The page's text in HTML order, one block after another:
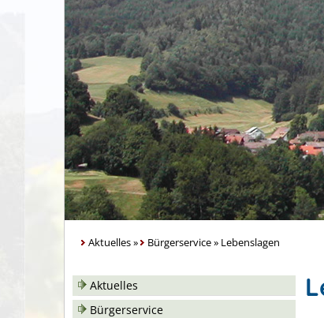
Aktuelles» Bürgerservice» Lebenslagen
Aktuelles
Bürgerservice